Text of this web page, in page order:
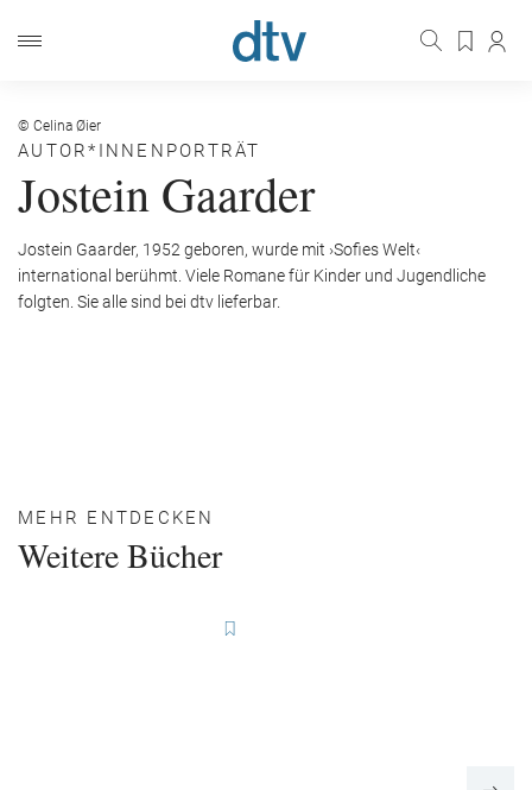
© Celina Øier
AUTOR*INNENPORTRÄT
Jostein Gaarder
Jostein Gaarder, 1952 geboren, wurde mit ›Sofies Welt‹
international berühmt. Viele Romane für Kinder und Jugendliche
folgten. Sie alle sind bei dtv lieferbar.
MEHR ENTDECKEN
Weitere Bücher